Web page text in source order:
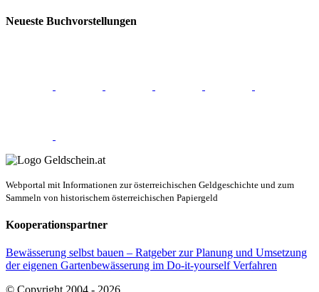
Neueste Buchvorstellungen
Webportal mit Informationen zur österreichischen Geldgeschichte und zum
Sammeln von historischem österreichischen Papiergeld
Kooperationspartner
Bewässerung selbst bauen – Ratgeber zur Planung und Umsetzung
der eigenen Gartenbewässerung im Do-it-yourself Verfahren